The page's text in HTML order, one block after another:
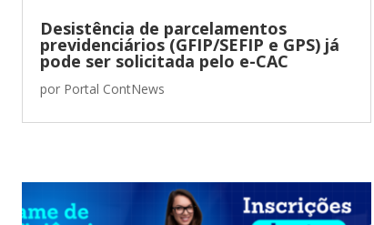
Desistência de parcelamentos
previdenciários (GFIP/SEFIP e GPS) já
pode ser solicitada pelo e-CAC
por Portal ContNews